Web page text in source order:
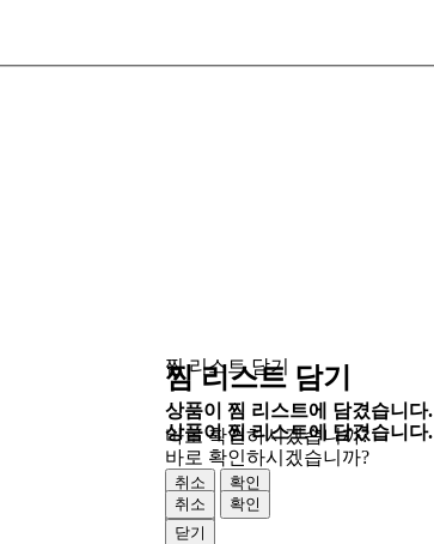
찜 리스트 담기
상품이 찜 리스트에 담겼습니다.
바로 확인하시겠습니까?
취소
확인
닫기
찜 리스트 담기
상품이 찜 리스트에 담겼습니다.
바로 확인하시겠습니까?
취소
확인
닫기